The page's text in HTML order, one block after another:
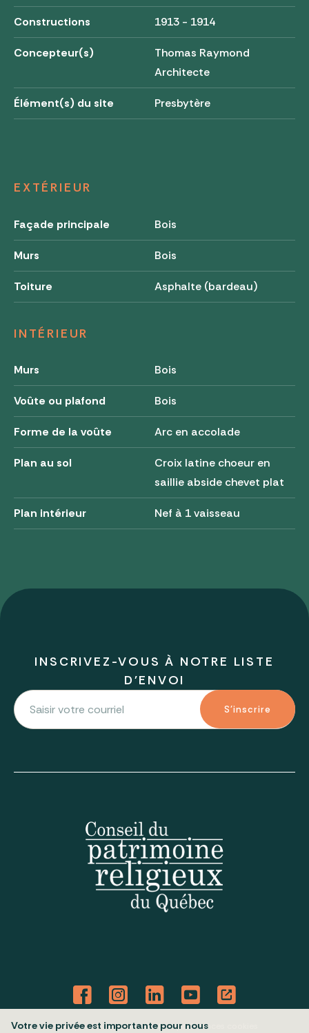
Constructions 1913 - 1914
Concepteur(s)
Thomas Raymond
Architecte
Élément(s) du site Presbytère
EXTÉRIEUR
Façade principale Bois
Murs Bois
Toiture Asphalte (bardeau)
INTÉRIEUR
Murs Bois
Voûte ou plafond Bois
Forme de la voûte Arc en accolade
Plan au sol
Croix latine choeur en
saillie abside chevet plat
Plan intérieur Nef à 1 vaisseau
INSCRIVEZ-VOUS À NOTRE LISTE
D'ENVOI
S'inscrire
Politique de confidentialité Mes préférences cookies
Votre vie privée est importante pour nous